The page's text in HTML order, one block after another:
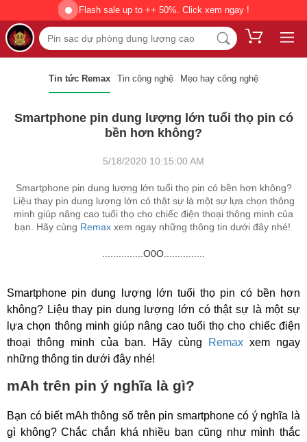
Flash sale up to ++ 50%. Click xem ngay !
Tin tức Remax Tin công nghệ Mẹo hay công nghệ
Smartphone pin dung lượng lớn tuổi thọ pin có
bền hơn không?
5/18/2020 10:15:00 AM
Smartphone pin dung lượng lớn tuổi thọ pin có bền hơn không?
Liệu thay pin dung lượng lớn có thật sự là một sự lựa chọn thông
minh giúp nâng cao tuổi thọ cho chiếc điện thoại thông minh của
bạn. Hãy cùng Remaxxem ngay những thông tin dưới đây nhé!
...............O0O...............
Smartphone pin dung lượng lớn tuổi thọ pin có bền hơn
không? Liệu thay pin dung lượng lớn có thật sự là một sự
lựa chọn thông minh giúp nâng cao tuổi thọ cho chiếc điện
thoại thông minh của bạn. Hãy cùng
Remax xem ngay
những thông tin dưới đây nhé!
mAh trên pin ý nghĩa là gì?
Bạn có biết mAh thông số trên pin smartphone có ý nghĩa là
gì không? Chắc chắn khá nhiều bạn cũng như mình thắc